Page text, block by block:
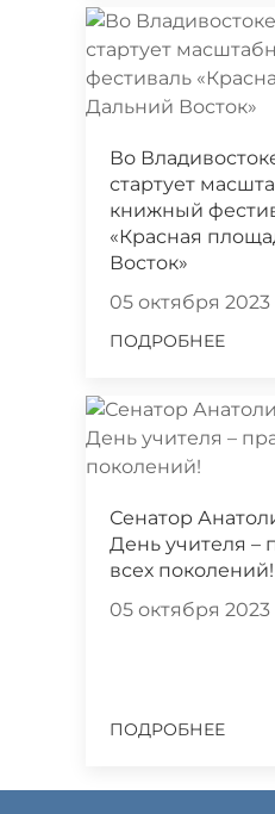
Во
стартует
книжный
«Красная
Восток»
05 октября 2023
ПОДРОБНЕЕ
Сенатор
День учителя –
всех поколений!
05 октября
ПОДРОБНЕЕ